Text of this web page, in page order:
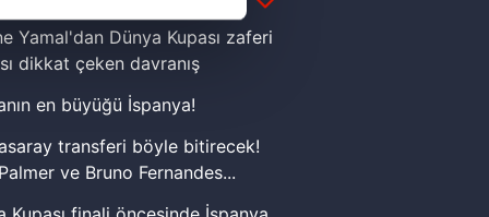
kullanılmaktadır. Bu
sunulması
ve sizlere yönelik
detaylı bilgi için Ayarlar
Yamal'dan Dünya Kupası zaferi
dikkat çeken davranış
en büyüğü İspanya!
transferi böyle bitirecek!
ve Bruno Fernandes...